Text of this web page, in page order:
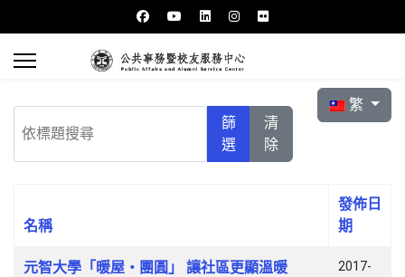
選擇你的語言
繁
篩
選
清
除
文章列表
名稱
發佈日
期
元智大學「暖屋・團圓」 讓社區更顯溫暖
2017-